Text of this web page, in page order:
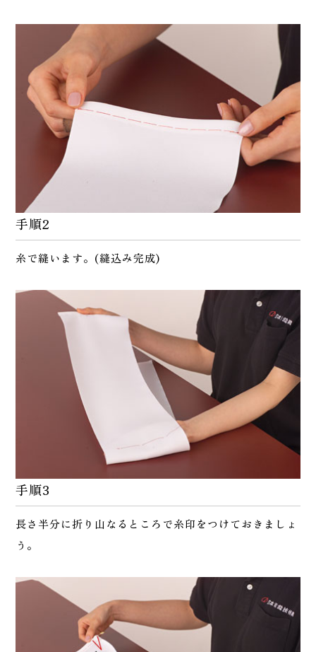
手順2
糸で縫います。(縫込み完成)
手順3
長さ半分に折り山なるところで糸印をつけておきましょ
う。